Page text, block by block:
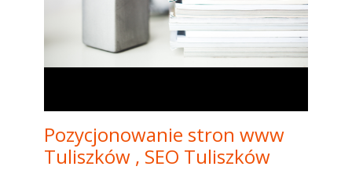
Pozycjonowanie stron www
Tuliszków , SEO Tuliszków